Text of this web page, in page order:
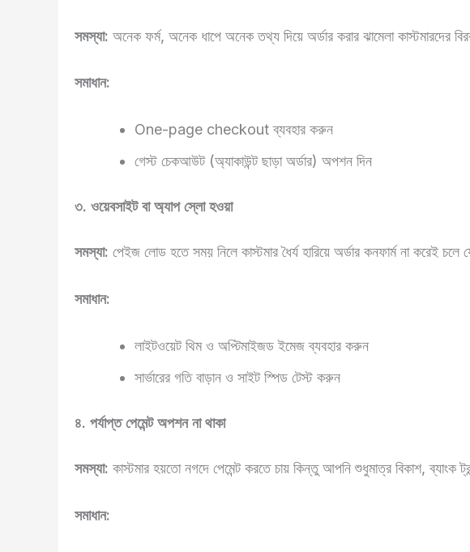
সমস্যা: অনেক ফর্ম, অনেক ধাপে অনেক তথ্য দিয়ে অর্ডার করার ঝামেলা কাস্টমারদের
সমাধান:
One-page checkout ব্যবহার করুন
গেস্ট চেকআউট (অ্যাকাউন্ট ছাড়া অর্ডার) অপশন দিন
৩. ওয়েবসাইট বা অ্যাপ স্লো হওয়া
সমস্যা: পেইজ লোড হতে সময় নিলে কাস্টমার ধৈর্য হারিয়ে অর্ডার কনফার্ম না করেই চলে
সমাধান:
লাইটওয়েট থিম ও অপ্টিমাইজড ইমেজ ব্যবহার করুন
সার্ভারের গতি বাড়ান ও সাইট স্পিড টেস্ট করুন
৪. পর্যাপ্ত পেমেন্ট অপশন না থাকা
সমস্যা: কাস্টমার হয়তো নগদে পেমেন্ট করতে চায় কিন্তু আপনি শুধুমাত্র বিকাশ, ব্যাংক
সমাধান: